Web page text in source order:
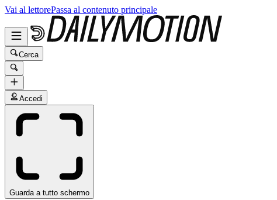
Vai al lettorePassa al contenuto principale
Cerca
Accedi
Guarda a tutto schermo